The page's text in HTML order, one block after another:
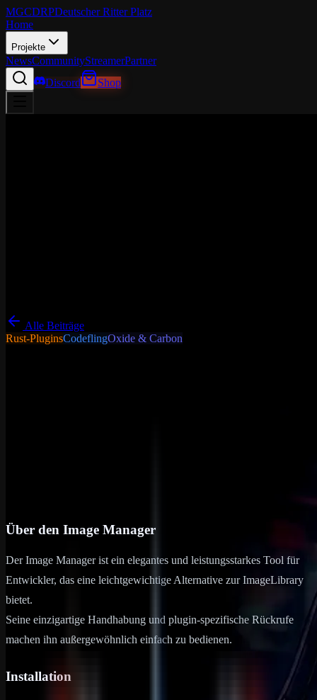
MGCDRPDeutscher Ritter Platz
Home
Projekte
NewsCommunityStreamerPartner
Discord
Shop
Alle Beiträge
Rust-PluginsCodeflingOxide & Carbon
Über den Image Manager
Der Image Manager ist ein elegantes und leistungsstarkes Tool für
Entwickler, das eine leichtgewichtige Alternative zur ImageLibrary
bietet.
Seine einzigartige Handhabung und plugin-spezifische Rückrufe
machen ihn außergewöhnlich einfach zu bedienen.
Installation